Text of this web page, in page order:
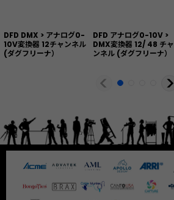
DFD DMX > アナログ0-
10V変換器 12チャンネル
(ダグフリーナ）
DFD アナログ0-10V >
DMX変換器 12/ 48 チャ
ンネル (ダグフリーナ）